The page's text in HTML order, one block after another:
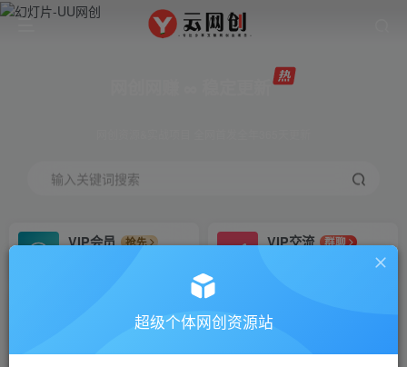
输入关键词搜索
VIP会员
抢先
VIP交流
群聊
研究探讨更多创业项目路子。
会员专属推广链接
招募站长
超级个体网创资源站